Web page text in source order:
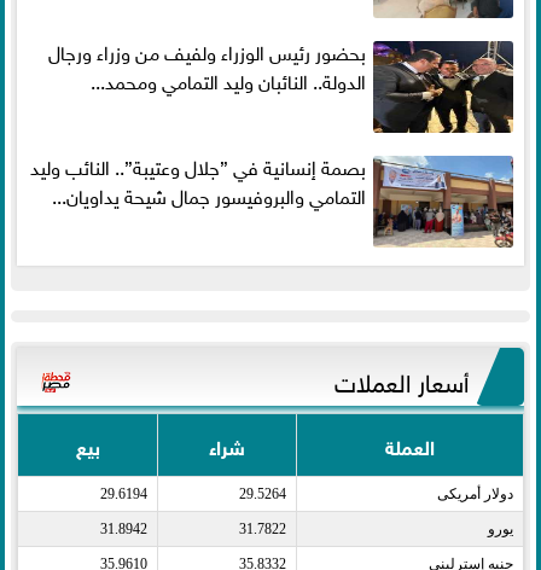
بحضور رئيس الوزراء ولفيف من وزراء ورجال
الدولة.. النائبان وليد التمامي ومحمد...
بصمة إنسانية في ”جلال وعتيبة”.. النائب وليد
التمامي والبروفيسور جمال شيحة يداويان...
أسعار العملات
العملة شراء بيع
دولار أمريكى​ 29.5264
29.6194
يورو​ 31.7822
31.8942
جنيه إسترلينى​ 35.8332
35.9610